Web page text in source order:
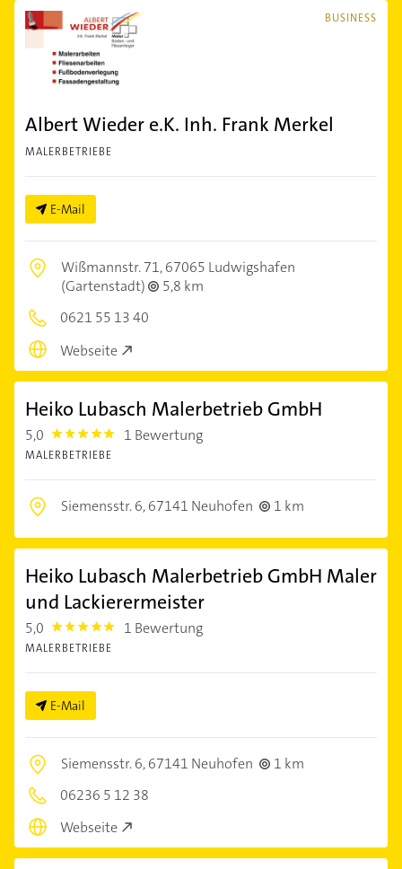
BUSINESS
Albert Wieder e.K. Inh. Frank Merkel
MALERBETRIEBE
E-Mail
Wißmannstr. 71,67065 Ludwigshafen
(Gartenstadt)
5,8 km
0621 55 13 40
Webseite
Heiko Lubasch Malerbetrieb GmbH
5,0 5.0 1 Bewertung
MALERBETRIEBE
Siemensstr. 6,67141 Neuhofen 1 km
Heiko Lubasch Malerbetrieb GmbH Maler
und Lackierermeister
5,0 5.0 1 Bewertung
MALERBETRIEBE
E-Mail
Siemensstr. 6,67141 Neuhofen
1 km
06236 5 12 38
Webseite